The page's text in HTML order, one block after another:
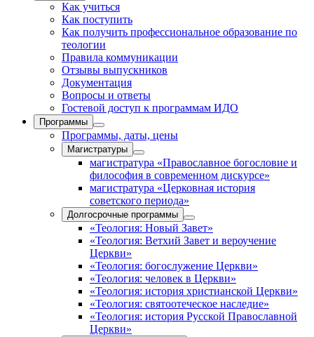
Как учиться
Как поступить
Как получить профессиональное образование по
теологии
Правила коммуникации
Отзывы выпускников
Документация
Вопросы и ответы
Гостевой доступ к программам ИДО
Программы
Программы, даты, цены
Магистратуры
магистратура «Православное богословие и
философия в современном дискурсе»
магистратура «Церковная история
советского периода»
Долгосрочные программы
«Теология: Новый Завет»
«Теология: Ветхий Завет и вероучение
Церкви»
«Теология: богослужение Церкви»
«Теология: человек в Церкви»
«Теология: история христианской Церкви»
«Теология: святоотеческое наследие»
«Теология: история Русской Православной
Церкви»